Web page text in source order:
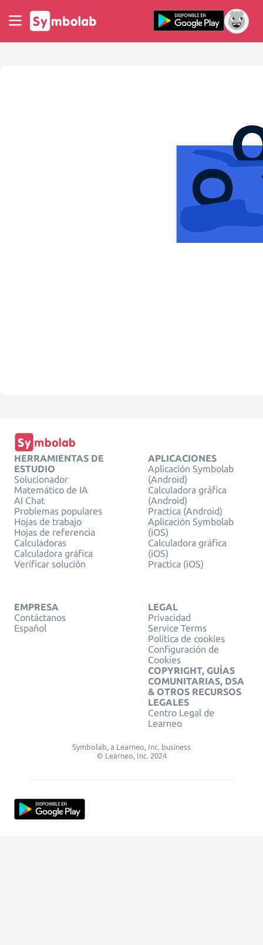
HERRAMIENTAS DE
ESTUDIO
Solucionador
Matemático de IA
AI Chat
Problemas populares
Hojas de trabajo
Hojas de referencia
Calculadoras
Calculadora gráfica
Verificar solución
APLICACIONES
Aplicación Symbolab
(Android)
Calculadora gráfica
(Android)
Practica (Android)
Aplicación Symbolab
(iOS)
Calculadora gráfica
(iOS)
Practica (iOS)
EMPRESA
Contáctanos
Español
LEGAL
Privacidad
Service Terms
Política de cookies
Configuración de
Cookies
COPYRIGHT, GUÍAS
COMUNITARIAS, DSA
& OTROS RECURSOS
LEGALES
Centro Legal de
Learneo
Symbolab, a Learneo, Inc. business
© Learneo, Inc. 2024